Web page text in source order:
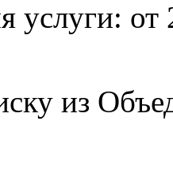
услуги: от
из